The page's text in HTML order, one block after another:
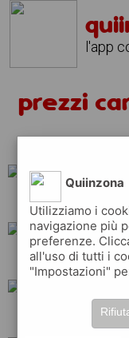
l'app
prezzi
esso
ip
Quiinzona
Utilizziamo i
navigazione più
preferenze.
all'uso di tutti i
"Impostazioni"